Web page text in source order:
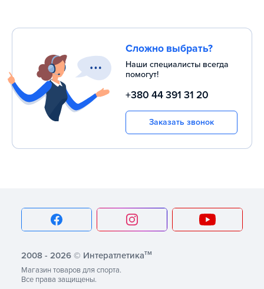
Сложно выбрать?
Наши специалисты всегда
помогут!
+380 44 391 31 20
Заказать звонок
2008 - 2026 © Интератлетикатм
Магазин товаров для спорта.
Все права защищены.